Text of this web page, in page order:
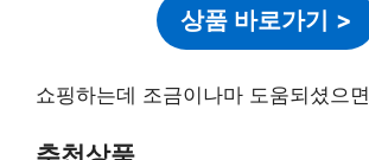
상품 바로가기 >
쇼핑하는데 조금이나마 도움되셨으